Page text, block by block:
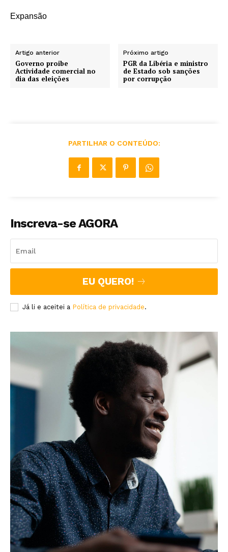
Expansão
Artigo anterior
Governo proibe
Actividade comercial no
dia das eleições
Próximo artigo
PGR da Libéria e ministro
de Estado sob sanções
por corrupção
PARTILHAR O CONTEÚDO:
Inscreva-se AGORA
EU QUERO!
Já li e aceitei a Política de privacidade.